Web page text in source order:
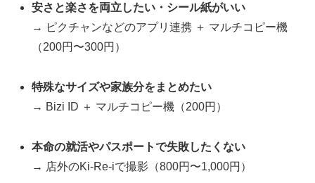
安さと楽さを両立したい・シール紙がいい
→ ピクチャンなどのアプリ連携 ＋ マルチコピー機
（200円〜300円）
特殊なサイズや家族分をまとめたい
→ Bizi ID ＋ マルチコピー機（200円）
本命の就活やパスポートで失敗したくない
→ 店外のKi-Re-iで撮影（800円〜1,000円）